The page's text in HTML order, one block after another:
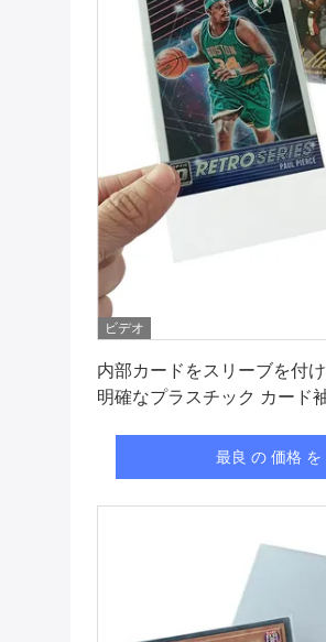
ビデオ
内部カードをスリーブを付
明確なプラスチック カード
最良 の 価格 を